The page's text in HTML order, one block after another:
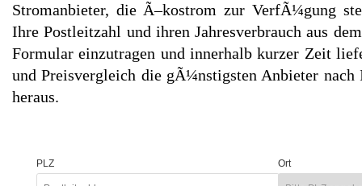
Stromanbieter, die Ã–kostrom zur VerfÃ¼gung
Ihre Postleitzahl und ihren Jahresverbrauch aus
Formular einzutragen und innerhalb kurzer Zeit
und Preisvergleich die gÃ¼nstigsten Anbieter
heraus.